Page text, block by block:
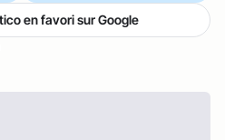
en favori sur Google